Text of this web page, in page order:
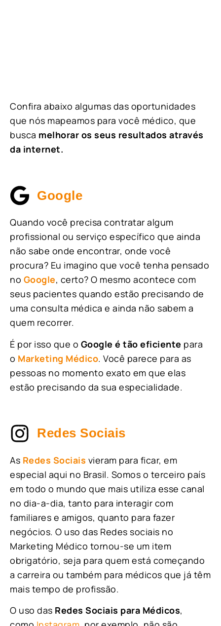
Confira abaixo algumas das oportunidades
que nós mapeamos para você médico, que
busca melhorar os seus resultados através
da internet.
Google
Quando você precisa contratar algum
profissional ou serviço específico que ainda
não sabe onde encontrar, onde você
procura? Eu imagino que você tenha pensado
no Google, certo? O mesmo acontece com
seus pacientes quando estão precisando de
uma consulta médica e ainda não sabem a
quem recorrer.
É por isso que o Google é tão eficiente para
o Marketing Médico. Você parece para as
pessoas no momento exato em que elas
estão precisando da sua especialidade.
Redes Sociais
As Redes Sociais vieram para ficar, em
especial aqui no Brasil. Somos o terceiro país
em todo o mundo que mais utiliza esse canal
no dia-a-dia, tanto para interagir com
familiares e amigos, quanto para fazer
negócios. O uso das Redes sociais no
Marketing Médico tornou-se um item
obrigatório, seja para quem está começando
a carreira ou também para médicos que já têm
mais tempo de profissão.
O uso das Redes Sociais para Médicos,